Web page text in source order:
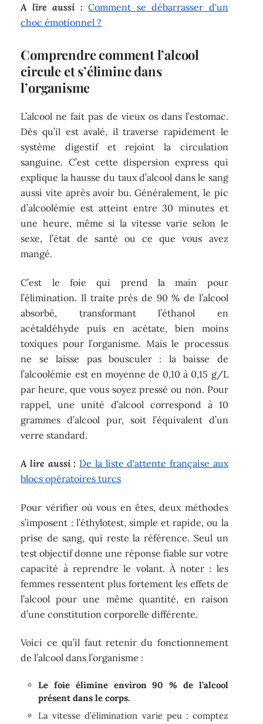
A lire aussi : Comment se débarrasser d'un
choc émotionnel ?
Comprendre comment l’alcool
circule et s’élimine dans
l’organisme
L’alcool ne fait pas de vieux os dans l’estomac.
Dès qu’il est avalé, il traverse rapidement le
système digestif et rejoint la circulation
sanguine. C’est cette dispersion express qui
explique la hausse du taux d’alcool dans le sang
aussi vite après avoir bu. Généralement, le pic
d’alcoolémie est atteint entre 30 minutes et
une heure, même si la vitesse varie selon le
sexe, l’état de santé ou ce que vous avez
mangé.
C’est le foie qui prend la main pour
l’élimination. Il traite près de 90 % de l’alcool
absorbé, transformant l’éthanol en
acétaldéhyde puis en acétate, bien moins
toxiques pour l’organisme. Mais le processus
ne se laisse pas bousculer : la baisse de
l’alcoolémie est en moyenne de 0,10 à 0,15 g/L
par heure, que vous soyez pressé ou non. Pour
rappel, une unité d’alcool correspond à 10
grammes d’alcool pur, soit l’équivalent d’un
verre standard.
A lire aussi : De la liste d'attente française aux
blocs opératoires turcs
Pour vérifier où vous en êtes, deux méthodes
s’imposent : l’éthylotest, simple et rapide, ou la
prise de sang, qui reste la référence. Seul un
test objectif donne une réponse fiable sur votre
capacité à reprendre le volant. À noter : les
femmes ressentent plus fortement les effets de
l’alcool pour une même quantité, en raison
d’une constitution corporelle différente.
Voici ce qu’il faut retenir du fonctionnement
de l’alcool dans l’organisme :
Le foie élimine environ 90 % de l’alcool
présent dans le corps.
La vitesse d’élimination varie peu : comptez